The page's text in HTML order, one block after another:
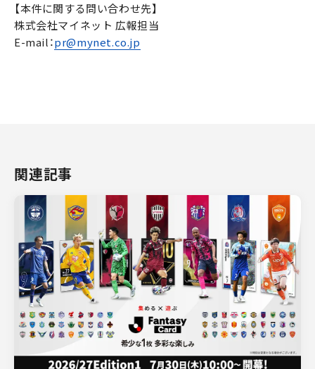
【本件に関する問い合わせ先】
株式会社マイネット 広報担当
E-mail：pr@mynet.co.jp
関連記事